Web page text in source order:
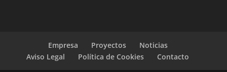
Empresa Proyectos
Noticias
Aviso Legal
Política de Cookies Contacto